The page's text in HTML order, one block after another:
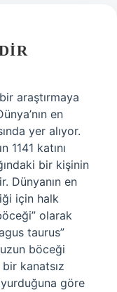
araştırmaya
en
yer alıyor.
1141 katını
bir kişinin
Dünyanın en
için halk
olarak
taurus”
böceği
kanatsız
göre